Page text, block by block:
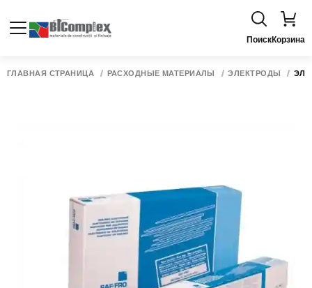
ПоискКорзина
ГЛАВНАЯ СТРАНИЦА РАСХОДНЫЕ МАТЕРИАЛЫ ЭЛЕКТРОДЫ